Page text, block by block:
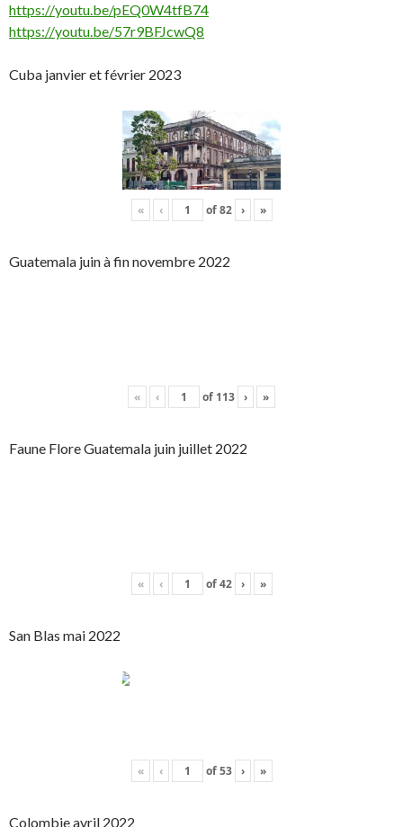
https://youtu.be/pEQ0W4tfB74
https://youtu.be/57r9BFJcwQ8
Cuba janvier et février 2023
« ‹ of82 › »
Guatemala juin à fin novembre 2022
« ‹ of 113 › »
Faune Flore Guatemala juin juillet 2022
« ‹ of42 › »
San Blas mai 2022
« ‹ of53 › »
Colombie avril 2022